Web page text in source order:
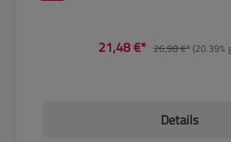
21,48 €* 26,98 €*(20.39%
Details